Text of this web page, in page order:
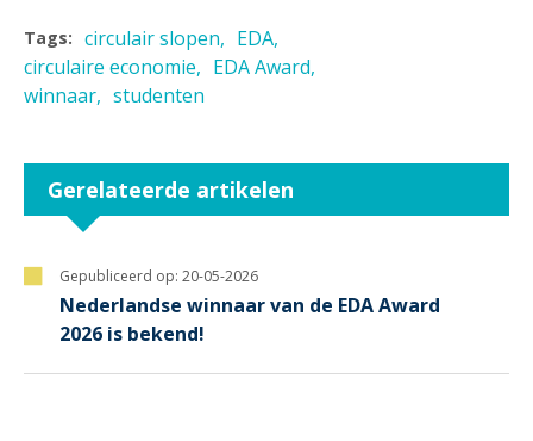
Tags: circulair slopen
EDA
circulaire economie
EDA Award
winnaar
studenten
Gerelateerde artikelen
Gepubliceerd op: 20-05-2026
Nederlandse winnaar van de EDA Award
2026 is bekend!